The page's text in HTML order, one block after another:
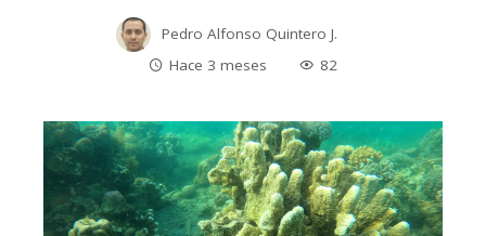
Pedro Alfonso Quintero J.
Hace 3 meses
82